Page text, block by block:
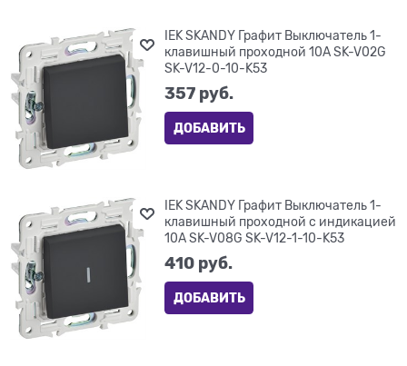
IEK SKANDY Графит Выключатель 1-
клавишный проходной 10А SK-V02G
SK-V12-0-10-K53
357 руб.
ДОБАВИТЬ
IEK SKANDY Графит Выключатель 1-
клавишный проходной с индикацией
10А SK-V08G SK-V12-1-10-K53
410 руб.
ДОБАВИТЬ